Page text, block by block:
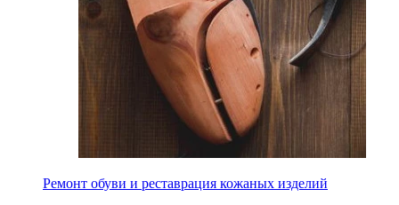
Ремонт обуви и реставрация кожаных изделий